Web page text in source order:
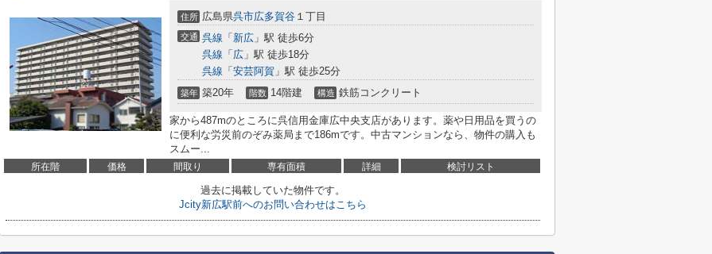
住所 広島県呉市広多賀谷 １丁目
交通 呉線 「 新広 」駅 徒歩6分
呉線 「 広 」駅 徒歩18分
呉線 「 安芸阿賀 」駅 徒歩25分
築年 築20年 階数 14階建 構造 鉄筋コンクリート
家から487mのところに呉信用金庫広中央支店があります。薬や日用品を買うの
に便利な労災前のぞみ薬局まで186mです。中古マンションなら、物件の購入も
スムー...
所在階 価格 間取り 専有面積 詳細 検討リスト
過去に掲載していた物件です。
Jcity新広駅前へのお問い合わせはこちら